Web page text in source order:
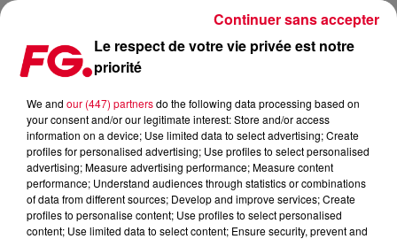
BOB SINCLAR & QUINZE, INVITÉS D'ANTOINE BADUEL CE SOIR
Publié : 4 mai 2023 à 11h28 par Christophe HUBERT
Le respect de votre vie privée est notre
priorité
We and our (447) partnersdo the following data processing based on
your consent and/or our legitimate interest: Store and/or access
information on a device; Use limited data to select advertising; Create
profiles for personalised advertising; Use profiles to select personalised
advertising; Measure advertising performance; Measure content
performance; Understand audiences through statistics or combinations
of data from different sources; Develop and improve services; Create
profiles to personalise content; Use profiles to select personalised
content; Use limited data to select content; Ensure security, prevent and
Continuer sans accepter